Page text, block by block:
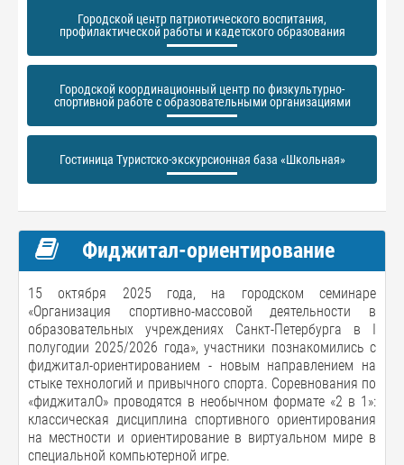
Городской центр патриотического воспитания,
профилактической работы и кадетского образования
Городской координационный центр по физкультурно-
спортивной работе с образовательными организациями
Гостиница Туристско-экскурсионная база «Школьная»
Фиджитал-ориентирование
15 октября 2025 года, на городском семинаре
«Организация спортивно-массовой деятельности в
образовательных учреждениях Санкт-Петербурга в I
полугодии 2025/2026 года», участники познакомились с
фиджитал-ориентированием - новым направлением на
стыке технологий и привычного спорта. Соревнования по
«фиджиталО» проводятся в необычном формате «2 в 1»:
классическая дисциплина спортивного ориентирования
на местности и ориентирование в виртуальном мире в
специальной компьютерной игре.